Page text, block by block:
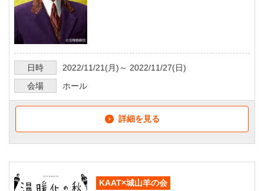
日時 2022/11/21 (月)～ 2022/11/27(日)
会場
ホール
詳細を見る
KAAT×城山羊の会